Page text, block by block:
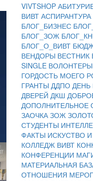
VIVTSHOP
ВИВТ АСПИРАНТУРА
БЛОГ_БИЗНЕС
БЛОГ_ЗОЖ
БЛОГ_О_ВИВТ
ВЕНДОРЫ ВЕСТНИК
SINGLE ВОЛОНТЕРЫ
ГОРДОСТЬ МОЕГО
ГРАНТЫ ДДПО ДЕНЬ
ДВЕРЕЙ ДКШ
ДОПОЛНИТЕЛЬНОЕ
ЗАОЧКА ЗОЖ
СТУДЕНТЫ
ФАКТЫ ИСКУСТВО И
КОЛЛЕДЖ ВИВТ
КОНФЕРЕНЦИИ
МАТЕРИАЛЬНАЯ
ОТНОШЕНИЯ